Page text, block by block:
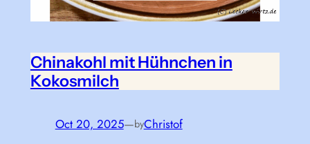
Chinakohl mit Hühnchen in
Kokosmilch
Oct 20, 2025—byChristof